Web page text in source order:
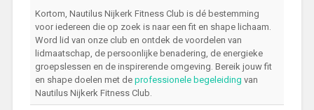
Kortom, Nautilus Nijkerk Fitness Club is dé bestemming
voor iedereen die op zoek is naar een fit en shape lichaam.
Word lid van onze club en ontdek de voordelen van
lidmaatschap, de persoonlijke benadering, de energieke
groepslessen en de inspirerende omgeving. Bereik jouw fit
en shape doelen met de professionele begeleiding van
Nautilus Nijkerk Fitness Club.